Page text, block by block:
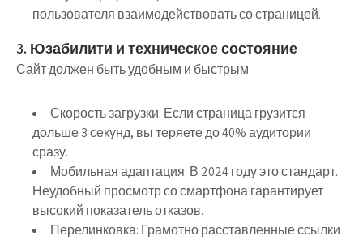
пользователя взаимодействовать со страницей.
3. Юзабилити и техническое состояние
Сайт должен быть удобным и быстрым.
Скорость загрузки: Если страница грузится
дольше 3 секунд, вы теряете до 40% аудитории
сразу.
Мобильная адаптация: В 2024 году это стандарт.
Неудобный просмотр со смартфона гарантирует
высокий показатель отказов.
Перелинковка: Грамотно расставленные ссылки